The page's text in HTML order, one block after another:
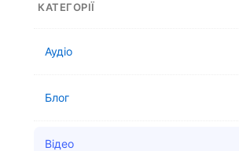
КАТЕГОРІЇ
Аудіо
Блог
Відео